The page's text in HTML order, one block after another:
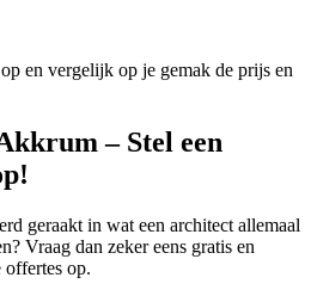
en vergelijk op je gemak de prijs en
– Stel een
geraakt in wat een architect allemaal
Vraag dan zeker eens gratis en
op.